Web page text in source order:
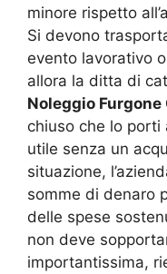
minore rispetto
Si devono
evento lavorativo
allora la ditta di
Noleggio
chiuso che lo porti
utile senza un
situazione,
somme di denaro
delle spese
non deve
importantissima,